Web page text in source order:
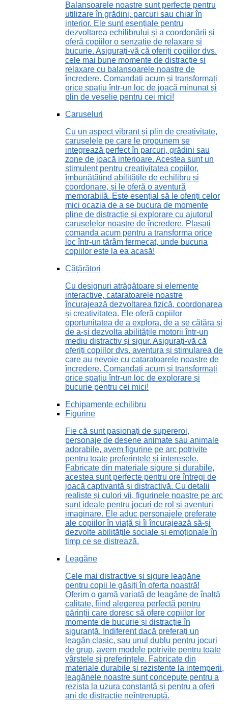
Balansoarele noastre sunt perfecte pentru
utilizare în grădini, parcuri sau chiar în
interior. Ele sunt esențiale pentru
dezvoltarea echilibrului și a coordonării și
oferă copiilor o senzație de relaxare și
bucurie. Asigurați-vă că oferiți copiilor dvs.
cele mai bune momente de distracție și
relaxare cu balansoarele noastre de
încredere. Comandați acum și transformați
orice spațiu într-un loc de joacă minunat și
plin de veselie pentru cei mici!
Caruseluri
Cu un aspect vibrant și plin de creativitate,
caruselele pe care le propunem se
integrează perfect în parcuri, grădini sau
zone de joacă interioare. Acestea sunt un
stimulent pentru creativitatea copiilor,
îmbunătățind abilitățile de echilibru și
coordonare, și le oferă o aventură
memorabilă. Este esențial să le oferiți celor
mici ocazia de a se bucura de momente
pline de distracție și explorare cu ajutorul
caruselelor noastre de încredere. Plasați
comanda acum pentru a transforma orice
loc într-un tărâm fermecat, unde bucuria
copiilor este la ea acasă!
Cățărători
Cu designuri atrăgătoare și elemente
interactive, cataratoarele noastre
încurajează dezvoltarea fizică, coordonarea
și creativitatea. Ele oferă copiilor
oportunitatea de a explora, de a se cățăra și
de a-și dezvolta abilitățile motorii într-un
mediu distractiv și sigur. Asigurați-vă că
oferiți copiilor dvs. aventura și stimularea de
care au nevoie cu cataratoarele noastre de
încredere. Comandați acum și transformați
orice spațiu într-un loc de explorare și
bucurie pentru cei mici!
Echipamente echilibru
Figurine
Fie că sunt pasionați de supereroi,
personaje de desene animate sau animale
adorabile, avem figurine pe arc potrivite
pentru toate preferințele și interesele.
Fabricate din materiale sigure și durabile,
acestea sunt perfecte pentru ore întregi de
joacă captivantă și distractivă. Cu detalii
realiste și culori vii, figurinele noastre pe arc
sunt ideale pentru jocuri de rol și aventuri
imaginare. Ele aduc personajele preferate
ale copiilor în viață și îi încurajează să-și
dezvolte abilitățile sociale și emoționale în
timp ce se distrează.
Leagăne
Cele mai distractive și sigure leagăne
pentru copii le găsiți în oferta noastră!
Oferim o gamă variată de leagăne de înaltă
calitate, fiind alegerea perfectă pentru
părinții care doresc să ofere copiilor lor
momente de bucurie și distracție în
siguranță. Indiferent dacă preferați un
leagăn clasic, sau unul dublu pentru jocuri
de grup, avem modele potrivite pentru toate
vârstele și preferințele. Fabricate din
materiale durabile și rezistente la intemperii,
leagănele noastre sunt concepute pentru a
rezista la uzura constantă și pentru a oferi
ani de distracție neîntreruptă.